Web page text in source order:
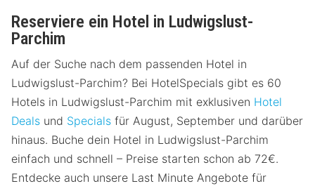
Reserviere ein Hotel in Ludwigslust-
Parchim
Auf der Suche nach dem passenden Hotel in
Ludwigslust-Parchim? Bei HotelSpecials gibt es 60
Hotels in Ludwigslust-Parchim mit exklusiven Hotel
Deals und Specials für August, September und darüber
hinaus. Buche dein Hotel in Ludwigslust-Parchim
einfach und schnell – Preise starten schon ab 72€.
Entdecke auch unsere Last Minute Angebote für